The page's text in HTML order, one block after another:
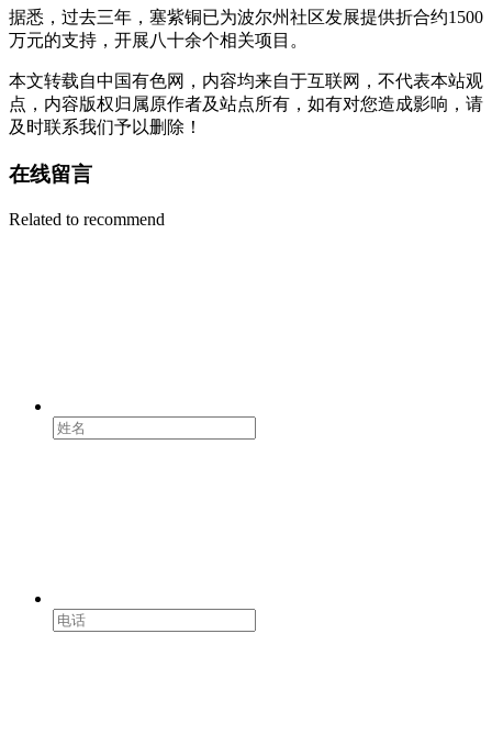
据悉，过去三年，塞紫铜已为波尔州社区发展提供折合约1500
万元的支持，开展八十余个相关项目。
本文转载自中国有色网，内容均来自于互联网，不代表本站观
点，内容版权归属原作者及站点所有，如有对您造成影响，请
及时联系我们予以删除！
在线留言
Related to recommend